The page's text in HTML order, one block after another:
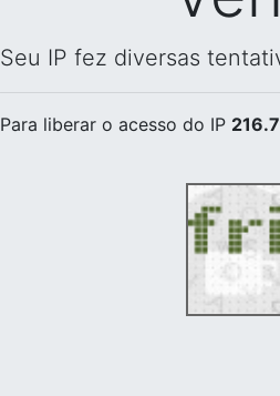
Seu IP fez diversas
Para liberar o acesso do IP